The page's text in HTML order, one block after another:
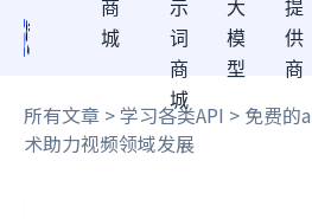
商
城
示
词
商
城
大
模
型
提
供
商
所有文章 >学习各类API > 免费的
术助力视频领域发展